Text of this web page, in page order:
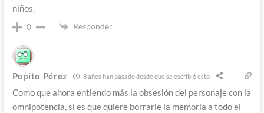
niños.
0 Responder
Pepito Pérez 8 años han pasado desde que se escribió esto
Como que ahora entiendo más la obsesión del personaje con la
omnipotencia, si es que quiere borrarle la memoria a todo el